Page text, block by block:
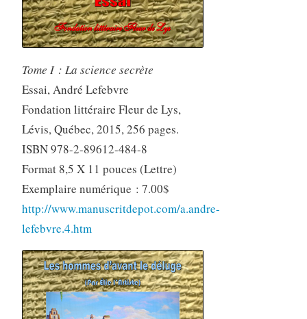
Tome I : La science secrète
Essai, André Lefebvre
Fondation littéraire Fleur de Lys,
Lévis, Québec, 2015, 256 pages.
ISBN 978-2-89612-484-8
Format 8,5 X 11 pouces (Lettre)
Exemplaire numérique : 7.00$
http://www.manuscritdepot.com/a.andre-
lefebvre.4.htm